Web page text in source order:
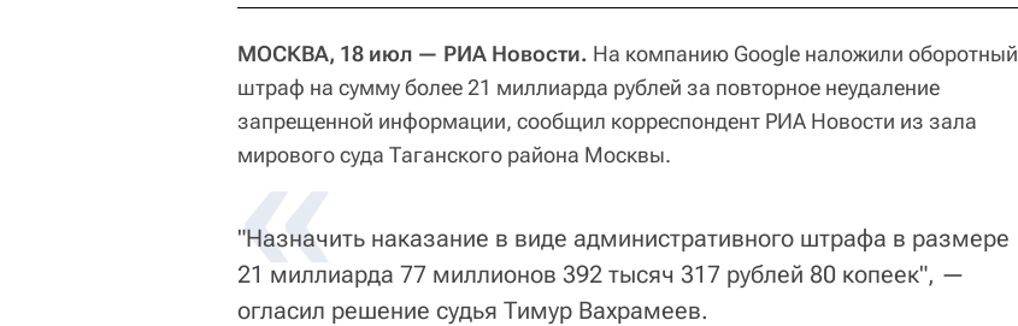
МОСКВА, 18 июл — РИА Новости. На компанию Google наложили оборотный
штраф на сумму более 21 миллиарда рублей за повторное неудаление
запрещенной информации, сообщил корреспондент РИА Новости из зала
мирового суда Таганского района Москвы.
«
"Назначить наказание в виде административного штрафа в размере
21 миллиарда 77 миллионов 392 тысяч 317 рублей 80 копеек", —
огласил решение судья Тимур Вахрамеев.